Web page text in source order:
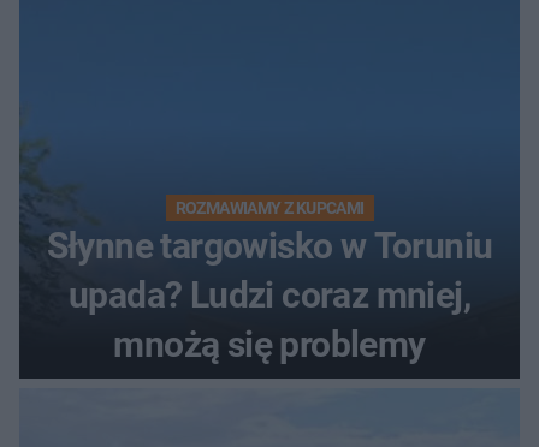
ROZMAWIAMY Z KUPCAMI
Słynne targowisko w Toruniu
upada? Ludzi coraz mniej,
mnożą się problemy